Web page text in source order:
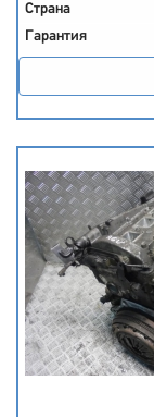
Страна
Гарантия